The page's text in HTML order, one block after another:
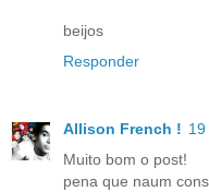
beijos
Responder
Allison French !
Muito bom o post!
pena que naum